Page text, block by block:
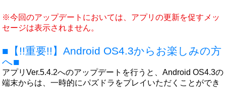
※今回のアップデートにおいては、アプリの更新を促すメッ
セージは表示されません。
■【!!重要!!】Android OS4.3からお楽しみの方
へ■
アプリVer.5.4.2へのアップデートを行うと、Android OS4.3の
端末からは、一時的にパズドラをプレイいただくことができ